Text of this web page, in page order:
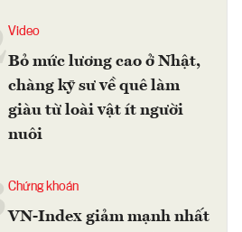
2Video
Bỏ mức lương cao ở Nhật,
chàng kỹ sư về quê làm
giàu từ loài vật ít người
nuôi
Chứng khoán
VN-Index giảm mạnh nhất